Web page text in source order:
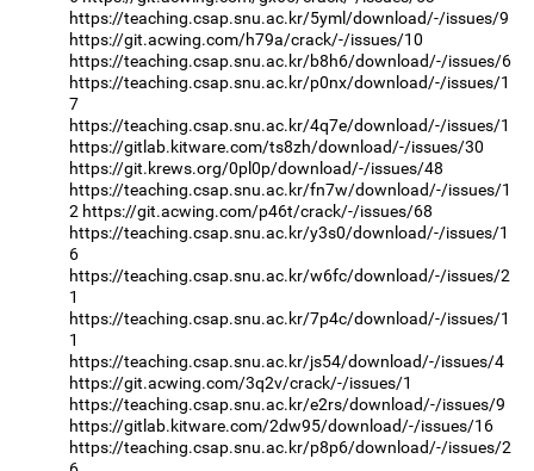
https://teaching.csap.snu.ac.kr/5yml/download/-/issues/9
https://git.acwing.com/h79a/crack/-/issues/10
https://teaching.csap.snu.ac.kr/b8h6/download/-/issues/6
https://teaching.csap.snu.ac.kr/p0nx/download/-/issues/1
7
https://teaching.csap.snu.ac.kr/4q7e/download/-/issues/1
https://gitlab.kitware.com/ts8zh/download/-/issues/30
https://git.krews.org/0pl0p/download/-/issues/48
https://teaching.csap.snu.ac.kr/fn7w/download/-/issues/1
2 https://git.acwing.com/p46t/crack/-/issues/68
https://teaching.csap.snu.ac.kr/y3s0/download/-/issues/1
6
https://teaching.csap.snu.ac.kr/w6fc/download/-/issues/2
1
https://teaching.csap.snu.ac.kr/7p4c/download/-/issues/1
1
https://teaching.csap.snu.ac.kr/js54/download/-/issues/4
https://git.acwing.com/3q2v/crack/-/issues/1
https://teaching.csap.snu.ac.kr/e2rs/download/-/issues/9
https://gitlab.kitware.com/2dw95/download/-/issues/16
https://teaching.csap.snu.ac.kr/p8p6/download/-/issues/2